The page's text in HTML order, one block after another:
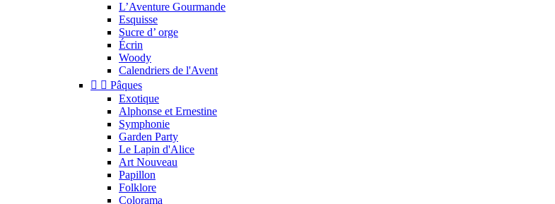
L’Aventure Gourmande
Esquisse
Sucre d’ orge
Écrin
Woody
Calendriers de l'Avent
  Pâques
Exotique
Alphonse et Ernestine
Symphonie
Garden Party
Le Lapin d'Alice
Art Nouveau
Papillon
Folklore
Colorama